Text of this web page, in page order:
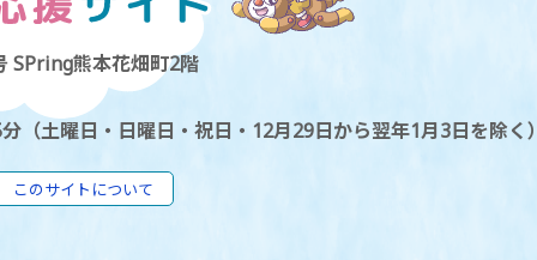
SPring熊本花畑町2階
（土曜日・日曜日・祝日・12月29日から翌年1月3日を除く
このサイトについて